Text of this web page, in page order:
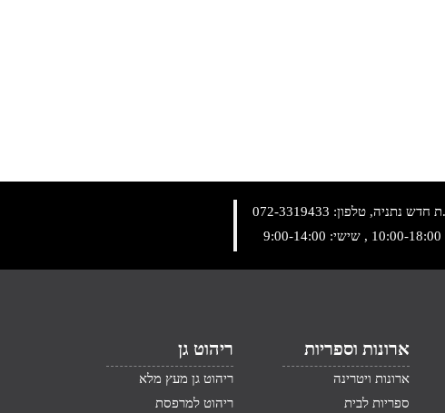
072-3319433
ארונות וספריות
ארונות ויטרינה
ספריות לבית
ריהוט גן
ריהוט גן מעץ מלא
ריהוט למרפסת